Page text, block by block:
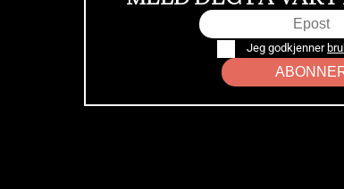
Jeg godkjenner